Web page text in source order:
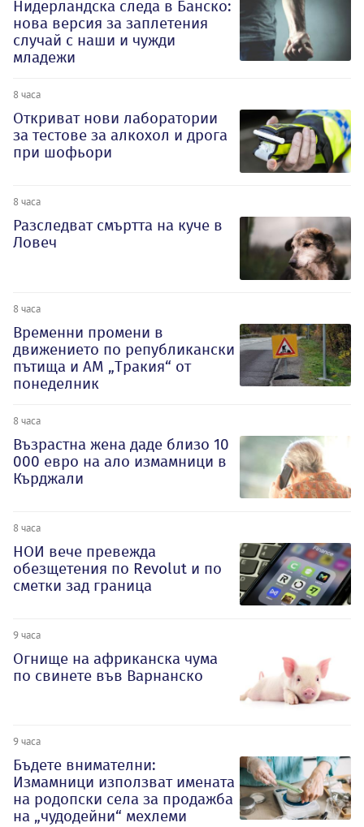
Нидерландска следа в Банско:
нова версия за заплетения
случай с наши и чужди
младежи
8 часа
Откриват нови лаборатории
за тестове за алкохол и дрога
при шофьори
8 часа
Разследват смъртта на куче в
Ловеч
8 часа
Временни промени в
движението по републикански
пътища и АМ „Тракия“ от
понеделник
8 часа
Възрастна жена даде близо 10
000 евро на ало измамници в
Кърджали
8 часа
НОИ вече превежда
обезщетения по Revolut и по
сметки зад граница
9 часа
Огнище на африканска чума
по свинете във Варнанско
9 часа
Бъдете внимателни:
Измамници използват имената
на родопски села за продажба
на „чудодейни“ мехлеми